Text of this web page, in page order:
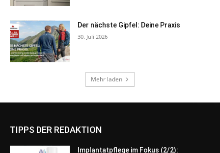
TIPPS DER REDAKTION
Implantatpflege im Fokus (2/2):